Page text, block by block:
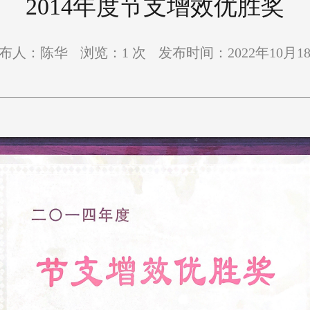
2014年度节支增效优胜奖
人：陈华 浏览： 1 次 发布时间：2022年10月